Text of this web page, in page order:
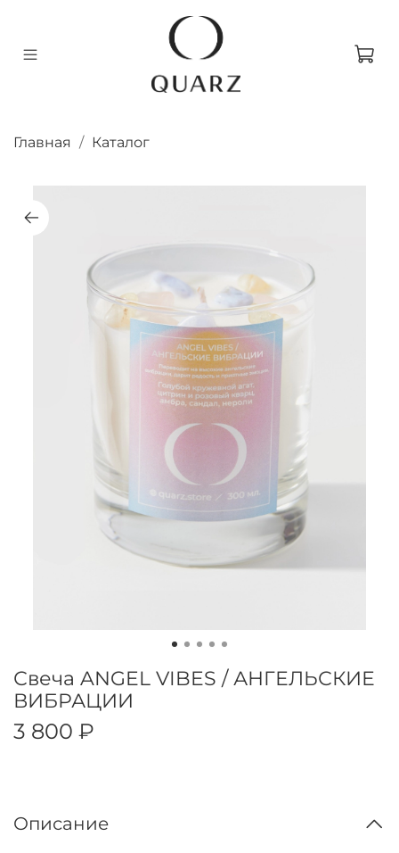
Главная Каталог
Свеча ANGEL VIBES / АНГЕЛЬСКИЕ
ВИБРАЦИИ
3 800 ₽
Описание